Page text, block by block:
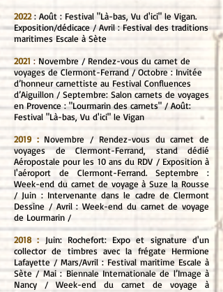
2022: Août : Festival "Là-bas, Vu d'ici" le Vigan.
Exposition/dédicace / Avril : Festival des traditions
maritimes Escale à Sète
2021 : Novembre / Rendez-vous du carnet de
voyages de Clermont-Ferrand / Octobre : Invitée
d’honneur carnettiste au Festival Confluences
d’Aiguillon / Septembre: Salon carnets de voyages
en Provence : "Lourmarin des carnets" / Août:
Festival "Là-bas, Vu d'ici" le Vigan
2019 : Novembre / Rendez-vous du carnet de
voyages de Clermont-Ferrand, stand dédié
Aéropostale pour les 10 ans du RDV / Exposition à
l'aéroport de Clermont-Ferrand. Septembre :
Week-end du carnet de voyage à Suze la Rousse
/ Juin : Intervenante dans le cadre de Clermont
Dessine / Avril : Week-end du carnet de voyage
de Lourmarin /
2018 : Juin: Rochefort: Expo et signature d'un
collector de timbres avec la frégate Hermione
Lafayette / Mars/Avril : Festival maritime Escale à
Sète / Mai : Biennale Internationale de l’Image à
Nancy / Week-end du carnet de voyage à